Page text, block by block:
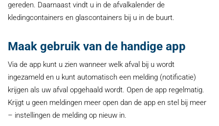
gereden. Daarnaast vindt u in de afvalkalender de
kledingcontainers en glascontainers bij u in de buurt.
Maak gebruik van de handige app
Via de app kunt u zien wanneer welk afval bij u wordt
ingezameld en u kunt automatisch een melding (notificatie)
krijgen als uw afval opgehaald wordt. Open de app regelmatig.
Krijgt u geen meldingen meer open dan de app en stel bij meer
– instellingen de melding op nieuw in.